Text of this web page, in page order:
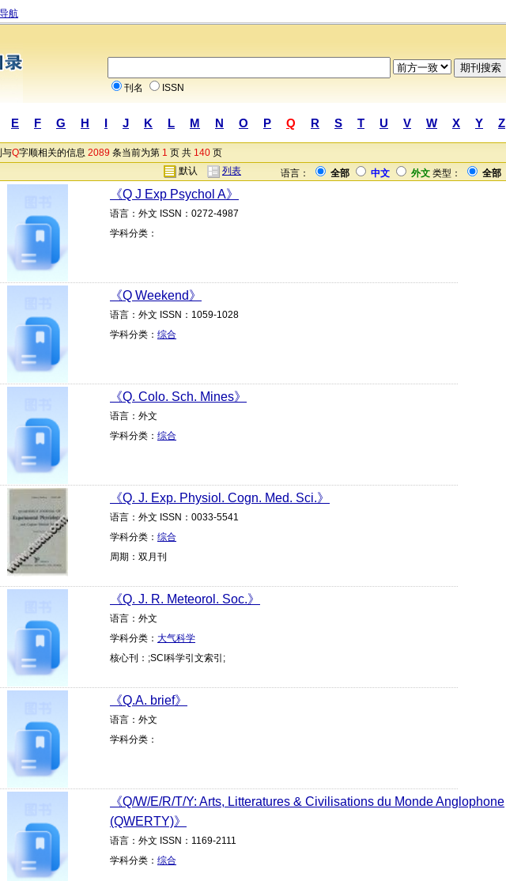
航
刊名
ISSN
E F G H I J K L M N O P Q R S T U V W X Y Z
与Q字顺相关的信息 2089 条当前为第 1 页 共 140 页
语言：
全部 中文 外文 类型： 全部
默认 列表
《Q J Exp Psychol A》
语言：外文 ISSN：0272-4987
学科分类：
《Q Weekend》
语言：外文 ISSN：1059-1028
学科分类： 综合
《Q. Colo. Sch. Mines》
语言：外文
学科分类： 综合
《Q. J. Exp. Physiol. Cogn. Med. Sci.》
语言：外文 ISSN：0033-5541
学科分类： 综合
周期：双月刊
《Q. J. R. Meteorol. Soc.》
语言：外文
学科分类： 大气科学
核心刊：;SCI科学引文索引;
《Q.A. brief》
语言：外文
学科分类：
《Q/W/E/R/T/Y: Arts, Litteratures & Civilisations du Monde Anglophone
(QWERTY)》
语言：外文 ISSN：1169-2111
学科分类： 综合